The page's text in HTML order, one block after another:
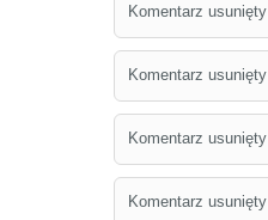
Komentarz usunięty
Komentarz usunięty
Komentarz usunięty
Komentarz usunięty